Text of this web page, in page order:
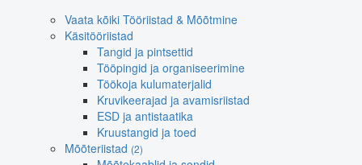
Vaata kõiki Tööriistad & Mõõtmine
Käsitööriistad
Tangid ja pintsettid
Tööpingid ja organiseerimine
Töökoja kulumaterjalid
Kruvikeerajad ja avamisriistad
ESD ja antistaatika
Kruustangid ja toed
Mõõteriistad (2)